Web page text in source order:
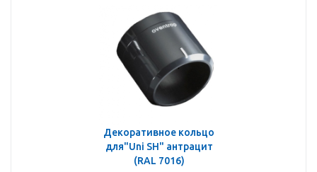
Декоративное кольцо
для"Uni SH" антрацит
(RAL 7016)